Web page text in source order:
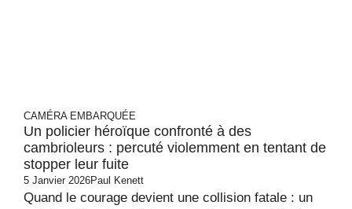
CAMÉRA EMBARQUÉE
Un policier héroïque confronté à des
cambrioleurs : percuté violemment en tentant de
stopper leur fuite
5 Janvier 2026Paul Kenett
Quand le courage devient une collision fatale : un